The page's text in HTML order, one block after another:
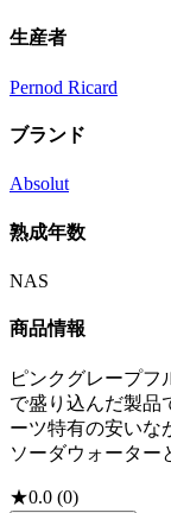
生産者
Pernod Ricard
ブランド
Absolut
熟成年数
NAS
商品情報
ピンクグレープフ
で盛り込んだ製品
ーツ特有の安いな
ソーダウォーター
★0.0 (0)